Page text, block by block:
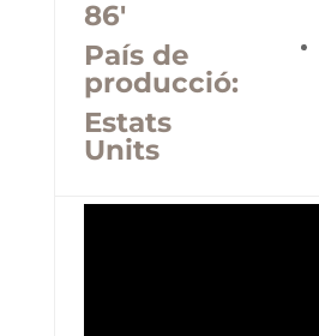
86'
País de
producció:
Estats
Units